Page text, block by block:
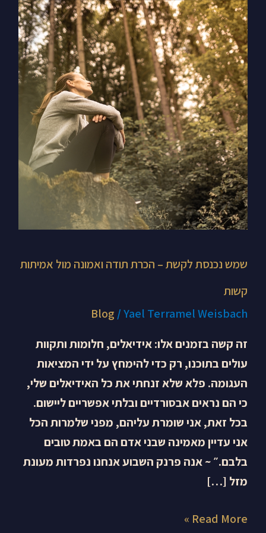
שמש נכנסת לקשת – הכרת תודה ואמונה מול אמיתות
קשות
Blog /Yael Terramel Weisbach
זה קשה בזמנים אלו: אידיאלים, חלומות ותקוות
עולים בתוכנו, רק כדי להימחץ על ידי המציאות
העגומה. פלא שלא זנחתי את כל האידיאלים שלי,
כי הם נראים אבסורדיים ובלתי אפשריים ליישום.
בכל זאת, אני שומרת עליהם, מפני שלמרות הכל
אני עדיין מאמינה שבני אדם הם באמת טובים
בלבם.״ ~ אנה פרנק השבוע אנחנו נפרדות מעונת
מזל […]
שמש
נכנסת
לקשת
–
הכרת
תודה
ואמונה
מול
אמיתות
קשות
Read More »